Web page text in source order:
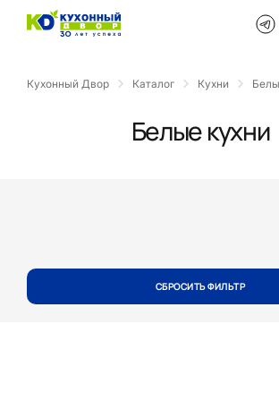
Кухонный Двор Каталог Кухни
Белые кухни
СБРОСИТЬ ФИЛЬТР